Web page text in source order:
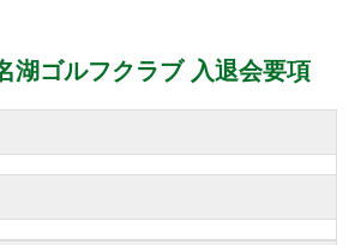
湖ゴルフクラブ 入退会要項